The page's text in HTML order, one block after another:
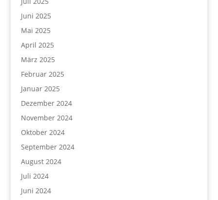
Juni 2025
Mai 2025
April 2025
März 2025
Februar 2025
Januar 2025
Dezember 2024
November 2024
Oktober 2024
September 2024
August 2024
Juli 2024
Juni 2024